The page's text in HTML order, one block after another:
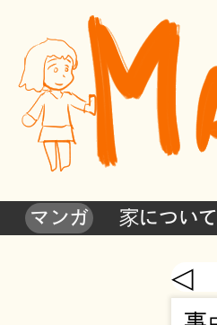
マンガ 家について
◁